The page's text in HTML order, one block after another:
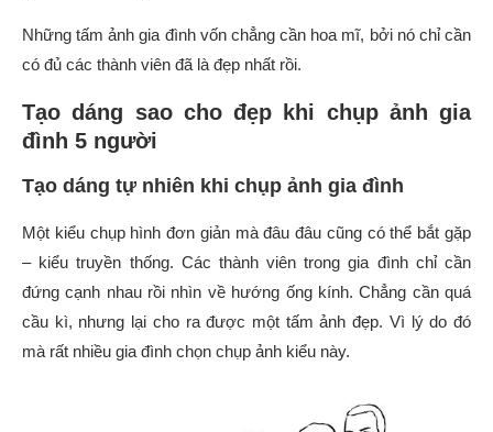
Những tấm ảnh gia đình vốn chẳng cần hoa mĩ, bởi nó chỉ cần
có đủ các thành viên đã là đẹp nhất rồi.
Tạo dáng sao cho đẹp khi chụp ảnh gia
đình 5 người
Tạo dáng tự nhiên khi chụp ảnh gia đình
Một kiểu chụp hình đơn giản mà đâu đâu cũng có thể bắt gặp
– kiểu truyền thống. Các thành viên trong gia đình chỉ cần
đứng cạnh nhau rồi nhìn về hướng ống kính. Chẳng cần quá
cầu kì, nhưng lại cho ra được một tấm ảnh đẹp. Vì lý do đó
mà rất nhiều gia đình chọn chụp ảnh kiểu này.